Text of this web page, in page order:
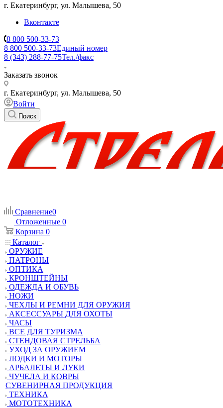
г. Екатеринбург, ул. Малышева, 50
Вконтакте
8 800 500-33-73
8 800 500-33-73Единый номер
8 (343) 288-77-75Тел./факс
Заказать звонок
г. Екатеринбург, ул. Малышева, 50
Войти
Поиск
Сравнение0
Отложенные 0
Корзина 0
Каталог
ОРУЖИЕ
ПАТРОНЫ
ОПТИКА
КРОНШТЕЙНЫ
ОДЕЖДА И ОБУВЬ
НОЖИ
ЧЕХЛЫ И РЕМНИ ДЛЯ ОРУЖИЯ
АКСЕССУАРЫ ДЛЯ ОХОТЫ
ЧАСЫ
ВСЕ ДЛЯ ТУРИЗМА
СТЕНДОВАЯ СТРЕЛЬБА
УХОД ЗА ОРУЖИЕМ
ЛОДКИ И МОТОРЫ
АРБАЛЕТЫ И ЛУКИ
ЧУЧЕЛА И КОВРЫ
СУВЕНИРНАЯ ПРОДУКЦИЯ
ТЕХНИКА
МОТОТЕХНИКА